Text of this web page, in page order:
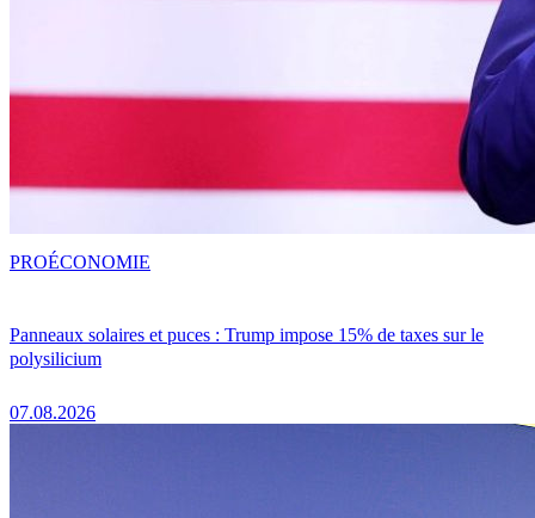
Panneaux solaires et puces : Trump impose 15% de taxes sur le
polysilicium
07.08.2026
PROÉCONOMIE